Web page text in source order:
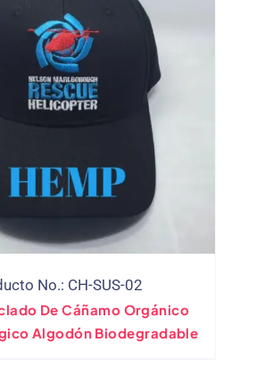
No.: CH-SUS-02
De Cáñamo Orgánico
Algodón Biodegradable